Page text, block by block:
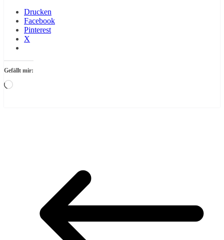
Drucken
Facebook
Pinterest
X
Gefällt mir:
Wird